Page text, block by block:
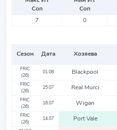
Соп
Соп
7
0
Сезон Дата Хозяева
FRIC
(26)
01.08 Blackpool
FRIC
(26)
25.07 Real Murci
FRIC
(26)
18.07 Wigan
FRIC
(26)
14.07 Port Vale